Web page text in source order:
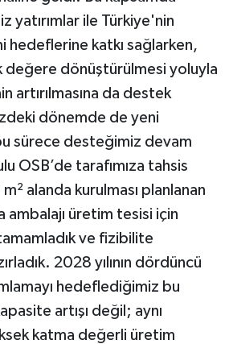
yatırımlar ile Türkiye'nin
hedeflerine katkı sağlarken,
değere dönüştürülmesi yoluyla
artırılmasına da destek
dönemde de yeni
bu sürece desteğimiz devam
OSB’de tarafımıza tahsis
alanda kurulması planlanan
ambalajı üretim tesisi için
ve fizibilite
2028 yılının dördüncü
hedeflediğimiz bu
artışı değil; aynı
katma değerli üretim